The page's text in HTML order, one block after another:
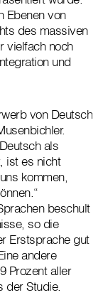
Ebenen von
des massiven
vielfach noch
und
von Deutsch
als
ist es nicht
kommen,
beschult
so die
Erstsprache gut
andere
Prozent aller
der Studie.